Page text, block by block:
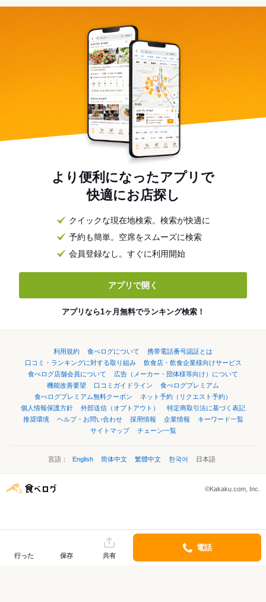
より便利になったアプリで
快適にお店探し
クイックな現在地検索。検索が快適に
予約も簡単。空席をスムーズに検索
会員登録なし。すぐに利用開始
アプリで開く
アプリなら1ヶ月無料でランキング検索！
利用規約 食べログについて
携帯電話番号認証とは
口コミ・ランキングに対する取り組み
飲食店・飲食企業様向けサービス
食べログ店舗会員について
広告（メーカー・団体様等向け）について
機能改善要望
口コミガイドライン
食べログプレミアム
食べログプレミアム無料クーポン
ネット予約（リクエスト予約）
個人情報保護方針
外部送信（オプトアウト）
特定商取引法に基づく表記
推奨環境
ヘルプ・お問い合わせ 採用情報 企業情報
キーワード一覧
サイトマップ
チェーン一覧
言語： English 简体中文 繁體中文 한국어 日本語
©Kakaku.com, Inc.
行った 保存 共有
電話